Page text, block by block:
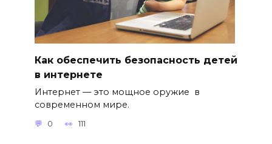
Как обеспечить безопасность детей
в интернете
Интернет — это мощное оружие в
современном мире.
0 111